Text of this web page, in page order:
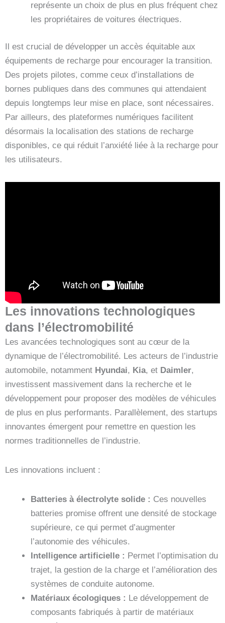
représente un choix de plus en plus fréquent chez
les propriétaires de voitures électriques.
Il est crucial de développer un accès équitable aux
équipements de recharge pour encourager la transition.
Des projets pilotes, comme ceux d’installations de
bornes publiques dans des communes qui attendaient
depuis longtemps leur mise en place, sont nécessaires.
Par ailleurs, des plateformes numériques facilitent
désormais la localisation des stations de recharge
disponibles, ce qui réduit l’anxiété liée à la recharge pour
les utilisateurs.
Les innovations technologiques
dans l’électromobilité
Les avancées technologiques sont au cœur de la
dynamique de l’électromobilité. Les acteurs de l’industrie
automobile, notamment Hyundai, Kia, et Daimler,
investissent massivement dans la recherche et le
développement pour proposer des modèles de véhicules
de plus en plus performants. Parallèlement, des startups
innovantes émergent pour remettre en question les
normes traditionnelles de l’industrie.
Les innovations incluent :
Batteries à électrolyte solide : Ces nouvelles
batteries promise offrent une densité de stockage
supérieure, ce qui permet d’augmenter
l’autonomie des véhicules.
Intelligence artificielle : Permet l’optimisation du
trajet, la gestion de la charge et l’amélioration des
systèmes de conduite autonome.
Matériaux écologiques : Le développement de
composants fabriqués à partir de matériaux